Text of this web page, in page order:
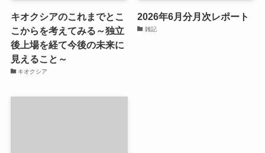
キオクシアのこれまでとこ
こからを考えてみる～独立
後上場を経て今後の未来に
見えること～
キオクシア
2026年6月分月次レポート
雑記